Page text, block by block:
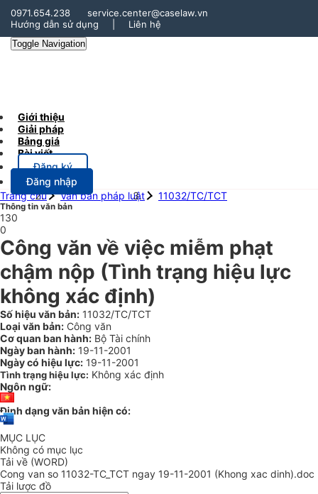
0971.654.238
service.center@caselaw.vn
Hướng dẫn sử dụng
Liên hệ
Toggle Navigation
Giới thiệu
Giải pháp
Bảng giá
Bài viết
Đăng ký
Đăng nhập
Trang chủ
Văn bản pháp luật 11032/TC/TCT
Thông tin văn bản
130
0
Công văn về việc miễm phạt
chậm nộp (Tình trạng hiệu lực
không xác định)
Số hiệu văn bản: 11032/TC/TCT
Loại văn bản: Công văn
Cơ quan ban hành: Bộ Tài chính
Ngày ban hành: 19-11-2001
Ngày có hiệu lực: 19-11-2001
Tình trạng hiệu lực: Không xác định
Ngôn ngữ:
Định dạng văn bản hiện có:
MỤC LỤC
Không có mục lục
Tải về (WORD)
Cong van so 11032-TC_TCT ngay 19-11-2001 (Khong xac dinh).doc
Tải lược đồ